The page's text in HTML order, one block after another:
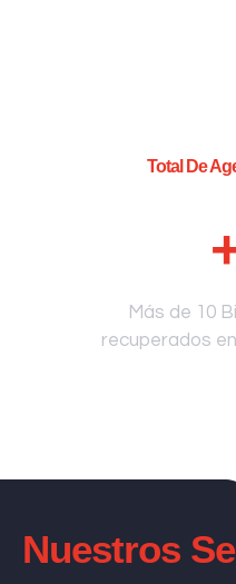
Total De
+
Más de 10
recuperados
Nuestros